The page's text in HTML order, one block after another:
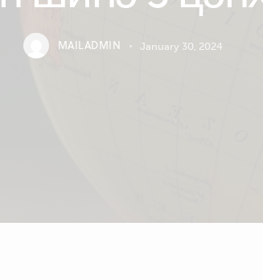
MAILADMIN January 30, 2024